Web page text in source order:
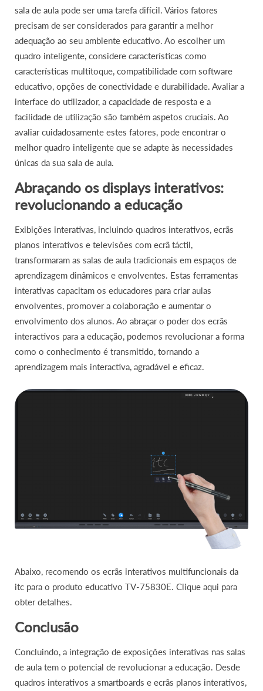
sala de aula pode ser uma tarefa difícil. Vários fatores
precisam de ser considerados para garantir a melhor
adequação ao seu ambiente educativo. Ao escolher um
quadro inteligente, considere características como
características multitoque, compatibilidade com software
educativo, opções de conectividade e durabilidade. Avaliar a
interface do utilizador, a capacidade de resposta e a
facilidade de utilização são também aspetos cruciais. Ao
avaliar cuidadosamente estes fatores, pode encontrar o
melhor quadro inteligente que se adapte às necessidades
únicas da sua sala de aula.
Abraçando os displays interativos:
revolucionando a educação
Exibições interativas, incluindo quadros interativos, ecrãs
planos interativos e televisões com ecrã táctil,
transformaram as salas de aula tradicionais em espaços de
aprendizagem dinâmicos e envolventes. Estas ferramentas
interativas capacitam os educadores para criar aulas
envolventes, promover a colaboração e aumentar o
envolvimento dos alunos. Ao abraçar o poder dos ecrãs
interactivos para a educação, podemos revolucionar a forma
como o conhecimento é transmitido, tornando a
aprendizagem mais interactiva, agradável e eficaz.
Abaixo, recomendo os ecrãs interativos multifuncionais da
itc para o produto educativo TV-75830E. Clique aqui para
obter detalhes.
Conclusão
Concluindo, a integração de exposições interativas nas salas
de aula tem o potencial de revolucionar a educação. Desde
quadros interativos a smartboards e ecrãs planos interativos,